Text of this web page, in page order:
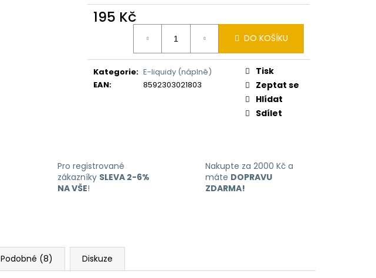
195 Kč
DO KOŠÍKU
Kategorie: E-liquidy (náplně)
EAN: 8592303021803
Tisk
Zeptat se
Hlídat
Sdílet
Pro registrované
zákazníky SLEVA 2-6%
NA VŠE!
Nakupte za 2000 Kč a
máte DOPRAVU
ZDARMA!
Podobné (8) Diskuze
LIQUID LIQUA AMERICAN BLEND 10ML-
6MG (AMERICKÝ MÍCHANÝ TABÁK)